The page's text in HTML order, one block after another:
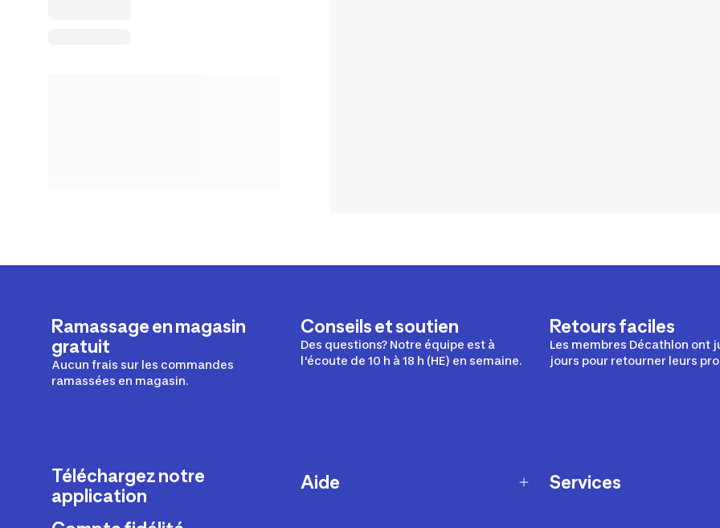
Ramassage en magasin
gratuit
Aucun frais sur les commandes
ramassées en magasin.
Conseils et soutien
Des questions? Notre équipe est à
l'écoute de 10 h à 18 h (HE) en semaine.
Retours faciles
Les membres Décathlon ont
jours pour retourner leurs
Téléchargez notre
application
Aide Services